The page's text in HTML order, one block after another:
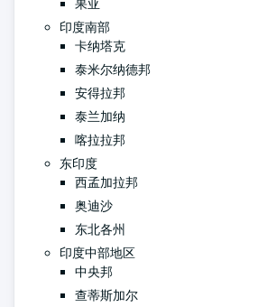
果亚
印度南部
卡纳塔克
泰米尔纳德邦
安得拉邦
泰兰加纳
喀拉拉邦
东印度
西孟加拉邦
奥迪沙
东北各州
印度中部地区
中央邦
查蒂斯加尔